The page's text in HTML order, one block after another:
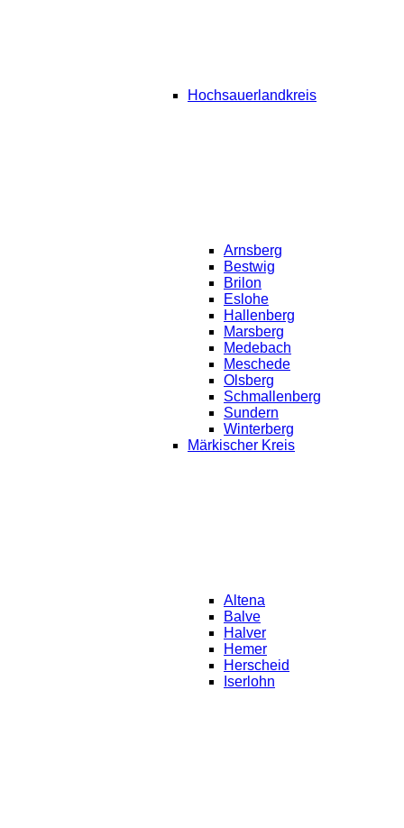
Hochsauerlandkreis
Arnsberg
Bestwig
Brilon
Eslohe
Hallenberg
Marsberg
Medebach
Meschede
Olsberg
Schmallenberg
Sundern
Winterberg
Märkischer Kreis
Altena
Balve
Halver
Hemer
Herscheid
Iserlohn